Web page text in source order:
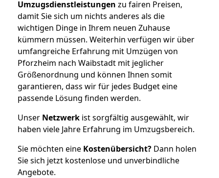
Umzugsdienstleistungen zu fairen Preisen,
damit Sie sich um nichts anderes als die
wichtigen Dinge in Ihrem neuen Zuhause
kümmern müssen. Weiterhin verfügen wir über
umfangreiche Erfahrung mit Umzügen von
Pforzheim nach Waibstadt mit jeglicher
Größenordnung und können Ihnen somit
garantieren, dass wir für jedes Budget eine
passende Lösung finden werden.
Unser Netzwerk ist sorgfältig ausgewählt, wir
haben viele Jahre Erfahrung im Umzugsbereich.
Sie möchten eine Kostenübersicht? Dann holen
Sie sich jetzt kostenlose und unverbindliche
Angebote.